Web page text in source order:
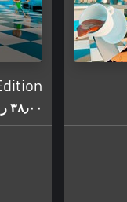
٣٨٫٠٠ ر.ق.‏